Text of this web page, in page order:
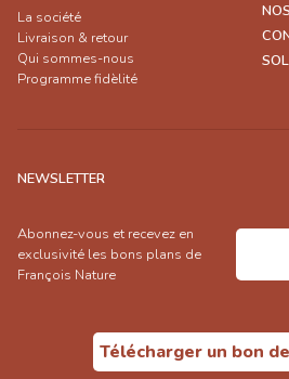
La société
Livraison & retour
Qui sommes-nous
Programme fidèlité
NEWSLETTER
Abonnez-vous et recevez en
exclusivité les bons plans de
François Nature
Télécharger un bon